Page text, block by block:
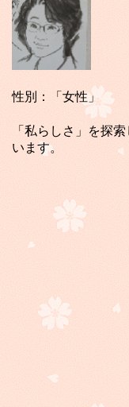
性別：「女性」
「私らしさ」を探
います。